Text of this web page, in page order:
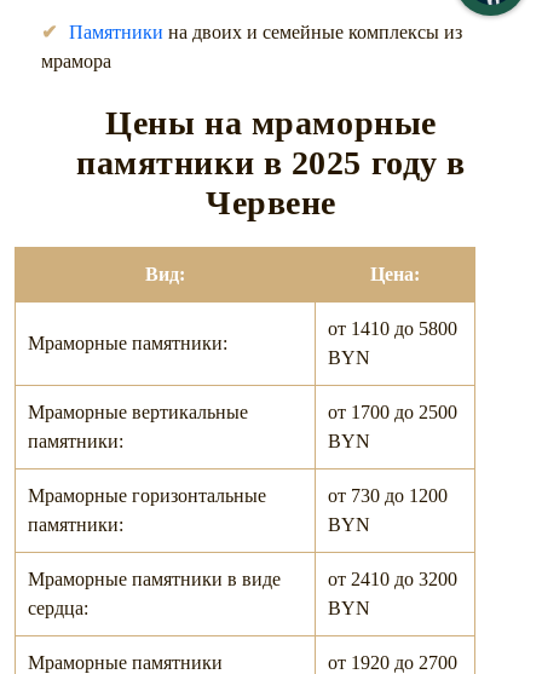
Памятники на двоих и семейные комплексы из
мрамора
Цены на мраморные
памятники в 2025 году в
Червене
Вид: Цена:
Мраморные памятники:
от 1410 до 5800
BYN
Мраморные вертикальные
памятники:
от 1700 до 2500
BYN
Мраморные горизонтальные
памятники:
от 730 до 1200
BYN
Мраморные памятники в виде
сердца:
от 2410 до 3200
BYN
Мраморные памятники
от 1920 до 2700